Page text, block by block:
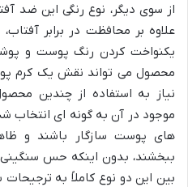
از سوی دیگر، نوع رنگی این ضد
علاوه بر محافظت در برابر
یکنواخت کردن رنگ پوست و
نیاز به استفاده از چندین
موجود در آن به گونه ای انتخاب
های پوست سازگار باشند و
ببخشند، بدون اینکه حس سنگینی
بین این دو نوع کاملاً به